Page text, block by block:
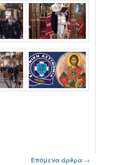
Επόμενα άρθρα →